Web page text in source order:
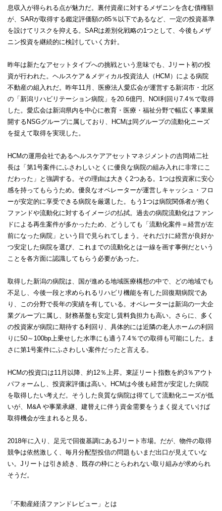
息収入が得られる点が魅力だ。裏付資産に対するメザニンを含む債権額
が、SARが取得する鑑定評価額の85％以下であるなど、一定の投資基準
を設けてリスクを抑える。SARは差別化戦略の1つとして、今後もメザ
ニン投資を継続的に検討していく方針。
昨年は新たなアセットタイプへの挑戦という意味でも、Jリート初の投
資が行われた。ヘルスケア＆メディカル投資法人（HCM）による病院
不動産の組入れだ。昨年11月、医療法人愛広会が運営する新潟市・北区
の「新潟リハビリテーション病院」を20.6億円、NOI利回り7.4％で取得
した。愛広会は新潟県内を中心に教育・医療・福祉分野で幅広く事業展
開するNSGグループに属しており、HCMは同グループの流動化ニーズ
を捉えて取得を実現した。
HCMの運用会社であるヘルスケアアセットマネジメントの吉岡靖二社
長は「第1号案件にふさわしいとくに優良な病院の組み入れに非常にこ
だわった」と強調する。その理由は大きく2つある。1つは投資家に安心
感を持ってもらうため。優良なオペレーターが運営しキャッシュ・フロ
ーが安定的に享受できる病院を厳選した。もう1つは病院関係者が抱く
ファンドや流動化に対するイメージの払拭。過去の病院流動化はファン
ドによる再生案件が多かったため、どうしても「流動化案件＝経営が左
前になった病院」という目で見られてしまう。それだけに経営が良好か
つ安定した病院を選び、これまでの流動化とは一線を画す事例だという
ことを各方面に認識してもらう必要があった。
取得した新潟の病院は、国が進める地域医療構想の中で、どの地域でも
不足し、今後一段と求められるリハビリ機能を有した回復期病院であ
り、この分野で長年の実績を有している。オペレーターは新潟の一大企
業グループに属し、財務基盤も安定し賃料負担力も高い。さらに、多く
の投資家が病院に期待する利回り、具体的には近隣の老人ホームの利回
りに50～100bp上乗せした水準にも適う7.4％での取得も可能にした。ま
さに第1号案件にふさわしい案件だったと言える。
HCMの投資口は11月以降、約12％上昇。東証リート指数を約3％アウト
パフォームし、投資家評価は高い。HCMは今後も経営が安定した病院
を取得したい考えだ。そうした良質な病院は得てして流動化ニーズが低
いが、M&A や事業承継、建替えに伴う資金需要をうまく捉えていけば
取得機会が生まれると見る。
2018年に入り、足元で回復基調にあるJリート市場。だが、物件の取得
競争は依然激しく、毎月分配型投信の問題もいまだ出口が見えていな
い。Jリートは引き続き、既存の枠にとらわれない取り組みが求められ
そうだ。
「不動産経済ファンドレビュー」とは